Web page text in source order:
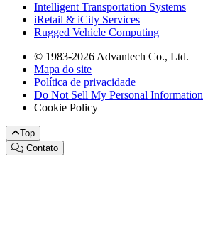
Intelligent Transportation Systems
iRetail & iCity Services
Rugged Vehicle Computing
© 1983-2026 Advantech Co., Ltd.
Mapa do site
Política de privacidade
Do Not Sell My Personal Information
Cookie Policy
Top
Contato